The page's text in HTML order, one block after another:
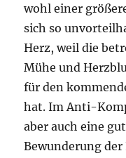
wohl einer
sich so
Herz, weil die
Mühe und
für den
hat. Im Anti-
aber auch eine
Bewunderung